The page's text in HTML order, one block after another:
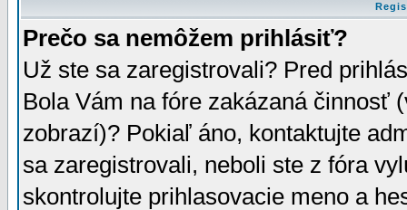
Prečo sa nemôžem prihlásiť?
Už ste sa zaregistrovali? Pred
Bola Vám na fóre zakázaná činnosť
zobrazí)? Pokiaľ áno, kontaktujte
sa zaregistrovali, neboli ste z fóra
skontrolujte prihlasovacie meno a